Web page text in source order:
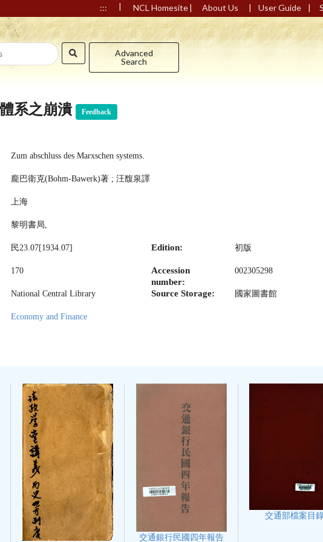
::: | NCL Homesite| About Us | User Guide |
Advanced
Search
系之崩潰 Feedback
Zum abschluss des Marxschen systems.
龐巴衛克(Bohm-Bawerk)著 ; 汪馥泉譯
上海
黎明書局,
民23.07[1934.07] Edition: 初版
170
Accession
number:
002305298
National Central Library Source Storage: 國家圖書館
Economy and Finance
交通銀行民國四年報告
交通部檔案目